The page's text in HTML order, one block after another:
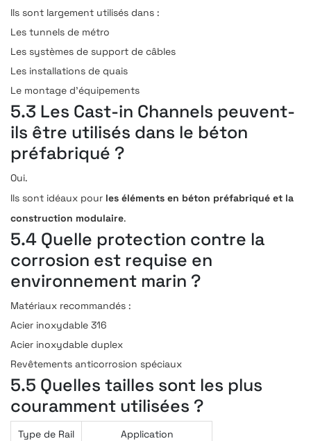
Ils sont largement utilisés dans :
Les tunnels de métro
Les systèmes de support de câbles
Les installations de quais
Le montage d’équipements
5.3 Les Cast-in Channels peuvent-
ils être utilisés dans le béton
préfabriqué ?
Oui.
Ils sont idéaux pour les éléments en béton préfabriqué et la
construction modulaire.
5.4 Quelle protection contre la
corrosion est requise en
environnement marin ?
Matériaux recommandés :
Acier inoxydable 316
Acier inoxydable duplex
Revêtements anticorrosion spéciaux
5.5 Quelles tailles sont les plus
couramment utilisées ?
Type de Rail
Application